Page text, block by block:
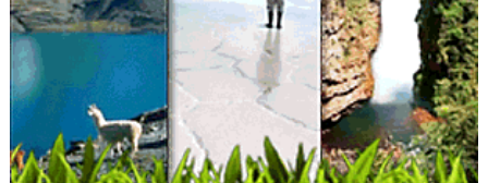
Médicos Traumatólogos